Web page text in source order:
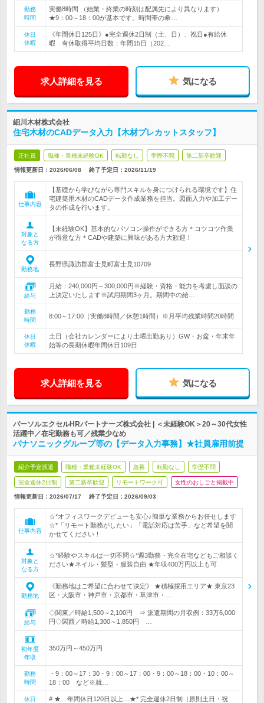
勤務
時間
実働8時間 （始業・終業の時刻は配属先により異なります）
★9：00～18：00が基本です。時間帯の希…
休日
休暇
《年間休日125日》●完全週休2日制（土、日）、祝日●有給休
暇 有休取得平均日数：年間15日（202…
求人詳細を見る 気になる
細川木材株式会社
住宅木材のCADデータ入力【木材プレカットスタッフ】
正社員 職種・業種未経験OK 転勤なし 学歴不問 第二新卒歓迎
情報更新日：2026/06/08 終了予定日： 2026/11/19
仕事内容
【基礎から学びながら専門スキルを身につけられる環境です】住
宅建築用木材のCADデータ作成業務を担当。図面入力や加工デー
タの作成を行います。
対象と
なる方
【未経験OK】基本的なパソコン操作ができる方＊コツコツ作業
が得意な方＊CADや建築に興味がある方大歓迎！
勤務地
長野県諏訪郡富士見町富士見10709
給与
月給：240,000円～300,000円※経験・資格・能力を考慮し面談の
上決定いたします※試用期間3ヶ月。期間中の給…
勤務
時間
8:00～17:00（実働8時間／休憩1時間）※月平均残業時間20時間
休日
休暇
土日（会社カレンダーにより土曜出勤あり）GW・お盆・年末年
始等の長期休暇年間休日109日
求人詳細を見る 気になる
パーソルエクセルHRパートナーズ株式会社 | ＜未経験OK＞20～30代女性
活躍中／在宅勤務も可／残業少なめ
パナソニックグループ等の【データ入力事務】★社員雇用前提
紹介予定派遣 職種・業種未経験OK 急募 転勤なし 学歴不問
完全週休2日制 第二新卒歓迎 リモートワーク可 女性のおしごと掲載中
情報更新日：2026/07/17 終了予定日： 2026/09/03
仕事内容
☆*オフィスワークデビューも安心♪簡単な業務からお任せします
☆*「リモート勤務がしたい」「電話対応は苦手」など希望を聞
かせてください！
対象と
なる方
☆*経験やスキルは一切不問☆*週3勤務・完全在宅などもご相談く
ださい★ネイル・髪型・服装自由 ★年収400万円以上も可
勤務地
《勤務地はご希望に合わせて決定》 ★積極採用エリア★ 東京23
区・大阪市・神戸市・京都市・草津市・…
給与
◇関東／時給1,500～2,100円 ⇒ 派遣期間の月収例：33万6,000
円◇関西／時給1,300～1,850円 …
初年度
年収
350万円～450万円
勤務
時間
・9：00～17：30・9：00～17：00・9：00～18：00・10：00～
18：00 など※就…
休日
# ★…年間休日120日以上…★* 完全週休2日制（原則土日・祝